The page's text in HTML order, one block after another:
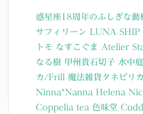
惑星座18周年のふしぎな動
サフィリーン
LUNA SHIP
トモ なすこぐま Atelier
なる樹 甲州貴石切子 水中
カ/Frill
魔法雑貨タネピリカ
Ninna*Nanna
Helena
Coppelia tea 色味堂